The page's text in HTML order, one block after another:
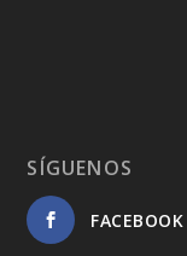
SÍGUENOS
FACEBOOK